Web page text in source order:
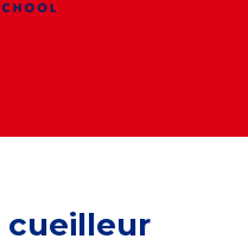
cueilleur